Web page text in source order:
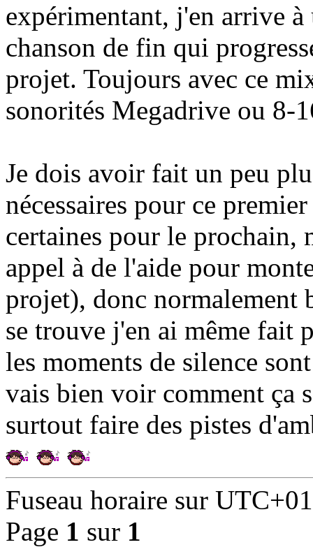
expérimentant, j'en arrive
chanson de fin qui
projet. Toujours avec ce
sonorités Megadrive ou 8-
Je dois avoir fait un peu
nécessaires pour ce
certaines pour le prochain,
appel à de l'aide pour
projet), donc normalement
se trouve j'en ai même fait
les moments de silence
vais bien voir comment ça
surtout faire des pistes
Fuseau horaire sur
Page 1 sur 1